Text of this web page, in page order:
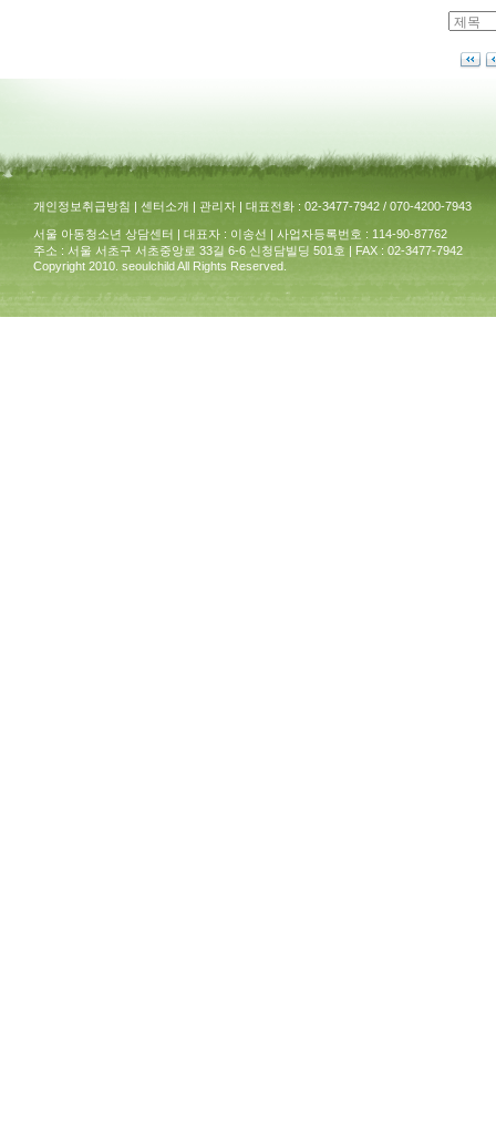
개인정보취급방침 | 센터소개 | 관리자| 대표전화 : 02-3477-7942 / 070-4200-7943
서울 아동청소년 상담센터 | 대표자 : 이송선 | 사업자등록번호 : 114-90-87762
주소 : 서울 서초구 서초중앙로 33길 6-6 신청담빌딩 501호 | FAX : 02-3477-7942
Copyright 2010. seoulchild All Rights Reserved.